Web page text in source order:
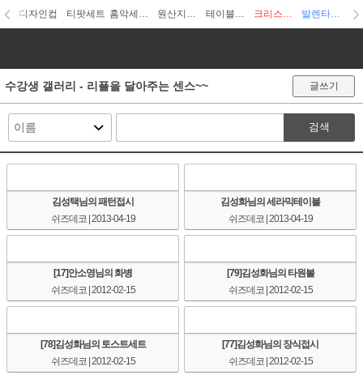
디자인컵 티팟세트 홈악세사리 원산지디자인 테이블웨어 크리스마스 발렌타인데이
수강생 갤러리 - 리플을 달아주는 센스~~ 글쓰기
검색
김성택님의 패턴접시
쉬즈데코 | 2013-04-19
김성화님의 세라믹테이블
쉬즈데코 | 2013-04-19
[17]안소영님의 화병
쉬즈데코 | 2012-02-15
[79]김성화님의 타원볼
쉬즈데코 | 2012-02-15
[78]김성화님의 토스트세트
쉬즈데코 | 2012-02-15
[77]김성화님의 장식접시
쉬즈데코 | 2012-02-15